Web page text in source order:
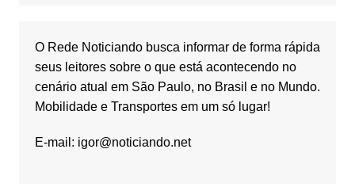
O Rede Noticiando busca informar de forma rápida
seus leitores sobre o que está acontecendo no
cenário atual em São Paulo, no Brasil e no Mundo.
Mobilidade e Transportes em um só lugar!
E-mail: igor@noticiando.net